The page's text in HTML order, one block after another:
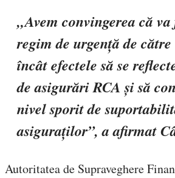
„Avem convingerea că
regim de urgență de
încât efectele să se
de asigurări RCA și să
nivel sporit de
asiguraților”, a afirmat
Autoritatea de Supraveghere